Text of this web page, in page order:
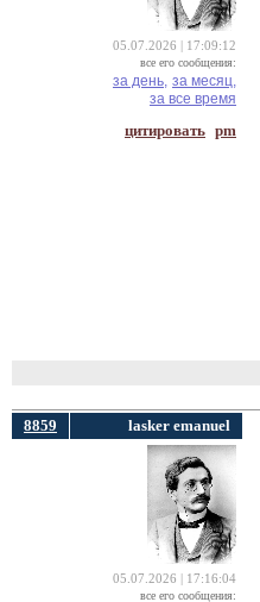
05.07.2026 | 17:09:12
все его сообщения:
за день, за месяц,
за все время
цитировать pm
8859 lasker emanuel
05.07.2026 | 17:16:04
все его сообщения: